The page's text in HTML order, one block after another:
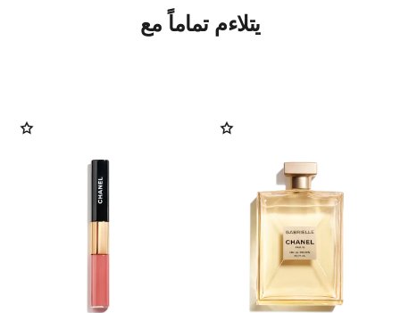
يتلاءم تماماً مع